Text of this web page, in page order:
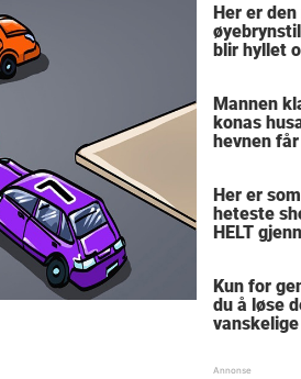
Her er den
blir hyllet
Mannen
konas
hevnen
Her er
heteste
HELT
Kun for
du å løse